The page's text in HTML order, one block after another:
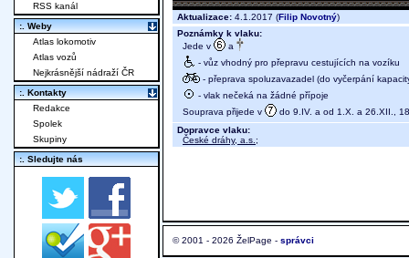
Aktualizace: 4.1.2017 (Filip Novotný)
Poznámky k vlaku:
Jede v
a
- vůz vhodný pro přepravu cestujících na vozíku
- přeprava spoluzavazadel (do vyčerpání
- vlak nečeká na žádné přípoje
Souprava přijede v
do 9.IV. a od 1.X. a 26.XII.,
Dopravce vlaku:
České dráhy, a.s. ;
© 2001 - 2026 ŽelPage - správci
RSS kanál
:. Weby
Atlas lokomotiv
Atlas vozů
Nejkrásnější nádraží ČR
:. Kontakty
Redakce
Spolek
Skupiny
:. Sledujte nás